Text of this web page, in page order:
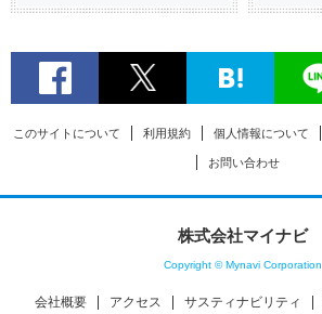
このサイトについて 利用規約 個人情報について
お問い合わせ
株式会社マイナビ
Copyright © Mynavi Corporation
会社概要 アクセス サスティナビリティ